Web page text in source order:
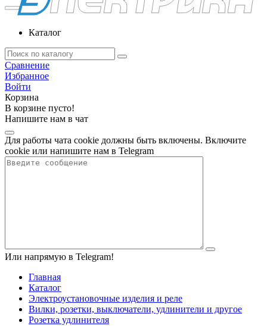
Каталог
Сравнение
Избранное
Войти
Корзина
В корзине пусто!
Напишите нам в чат
Для работы чата cookie должны быть включены. Включите
cookie или напишите нам в Telegram
Или напрямую в Telegram!
Главная
Каталог
Электроустановочные изделия и реле
Вилки, розетки, выключатели, удлинители и другое
Розетка удлинителя